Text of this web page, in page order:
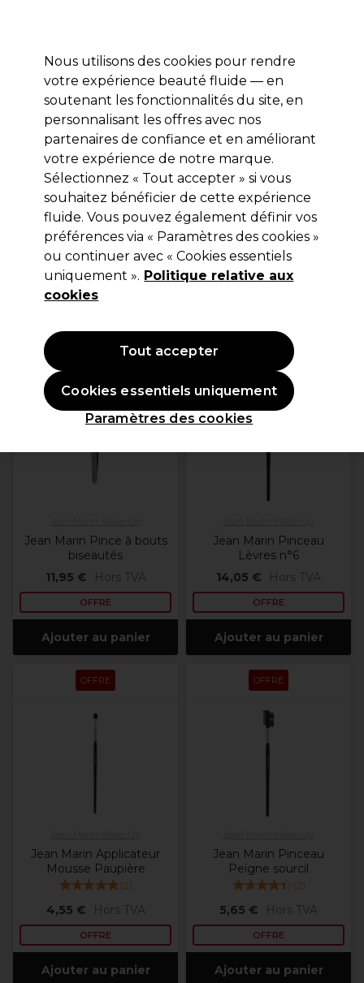
Se connecter
Marques Bons plans Coiffure Electro et Matériel
Livraison et délais
lire la suite
Beauté Offres Beauté Offres beauté
Offres beauté
Filters
Jean Marin Pince à bouts
biseautés
11,95 €
Hors TVA
OFFRE
Ajouter au panier
OFFRE
Jean Marin Pinceau
Lèvres n°6
14,05 €
Hors TVA
OFFRE
Ajouter au panier
OFFRE
Jean Marin Applicateur
Mousse Paupière
(2)
4,55 € Hors TVA
OFFRE
Ajouter au panier
OFFRE
Jean Marin Pinceau
Peigne sourcil
(2)
5,65 € Hors TVA
OFFRE
Ajouter au panier
Nous utilisons des cookies pour rendre
votre expérience beauté fluide — en
soutenant les fonctionnalités du site, en
personnalisant les offres avec nos
partenaires de confiance et en améliorant
votre expérience de notre marque.
Sélectionnez « Tout accepter » si vous
souhaitez bénéficier de cette expérience
fluide. Vous pouvez également définir vos
préférences via « Paramètres des cookies »
ou continuer avec « Cookies essentiels
uniquement ». Politique relative aux
cookies
Paramètres des cookies
Cookies essentiels uniquement
Tout accepter